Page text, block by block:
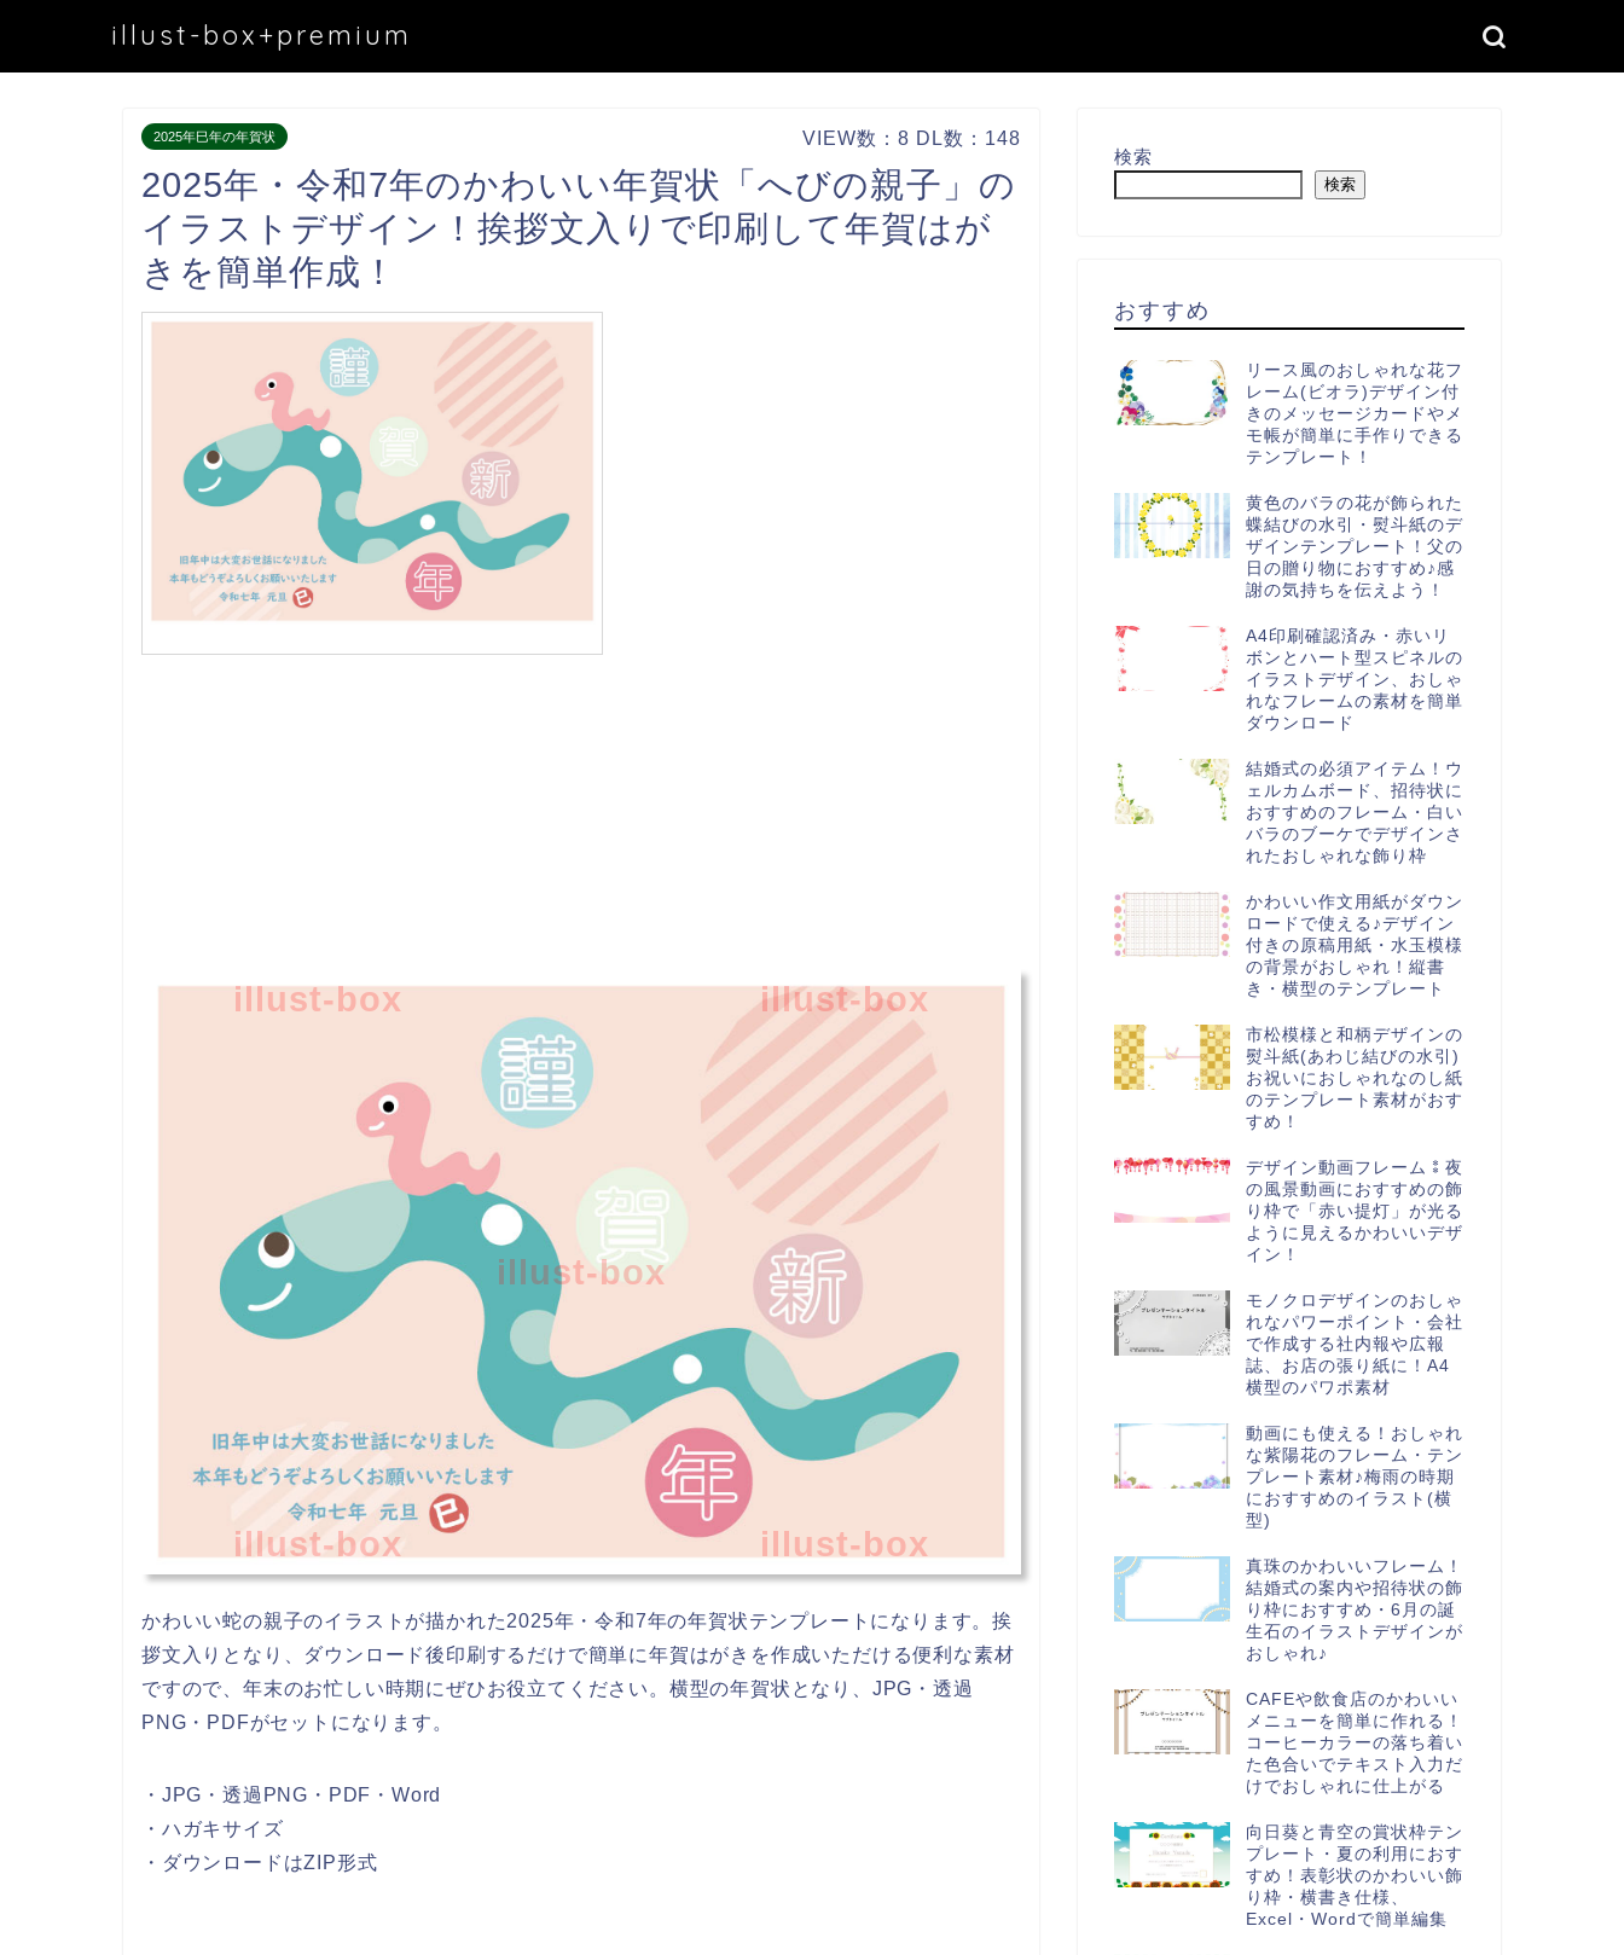
illust-box+premium
2025年巳年の年賀状 VIEW数：8 DL数：148
2025年・令和7年のかわいい年賀状「へびの親子」の
イラストデザイン！挨拶文入りで印刷して年賀はが
きを簡単作成！
illust-box
illust-box illust-box
illust-box illust-box
かわいい蛇の親子のイラストが描かれた2025年・令和7年の年賀状テンプレートになります。挨
拶文入りとなり、ダウンロード後印刷するだけで簡単に年賀はがきを作成いただける便利な素材
ですので、年末のお忙しい時期にぜひお役立てください。横型の年賀状となり、JPG・透過
PNG・PDFがセットになります。
・JPG・透過PNG・PDF・Word
・ハガキサイズ
・ダウンロードはZIP形式
検索
検索
おすすめ
リース風のおしゃれな花フ
レーム(ビオラ)デザイン付
きのメッセージカードやメ
モ帳が簡単に手作りできる
テンプレート！
黄色のバラの花が飾られた
蝶結びの水引・熨斗紙のデ
ザインテンプレート！父の
日の贈り物におすすめ♪感
謝の気持ちを伝えよう！
A4印刷確認済み・赤いリ
ボンとハート型スピネルの
イラストデザイン、おしゃ
れなフレームの素材を簡単
ダウンロード
結婚式の必須アイテム！ウ
ェルカムボード、招待状に
おすすめのフレーム・白い
バラのブーケでデザインさ
れたおしゃれな飾り枠
かわいい作文用紙がダウン
ロードで使える♪デザイン
付きの原稿用紙・水玉模様
の背景がおしゃれ！縦書
き・横型のテンプレート
市松模様と和柄デザインの
熨斗紙(あわじ結びの水引)
お祝いにおしゃれなのし紙
のテンプレート素材がおす
すめ！
デザイン動画フレーム⁑夜
の風景動画におすすめの飾
り枠で「赤い提灯」が光る
ように見えるかわいいデザ
イン！
モノクロデザインのおしゃ
れなパワーポイント・会社
で作成する社内報や広報
誌、お店の張り紙に！A4
横型のパワポ素材
動画にも使える！おしゃれ
な紫陽花のフレーム・テン
プレート素材♪梅雨の時期
におすすめのイラスト(横
型)
真珠のかわいいフレーム！
結婚式の案内や招待状の飾
り枠におすすめ・6月の誕
生石のイラストデザインが
おしゃれ♪
CAFEや飲食店のかわいい
メニューを簡単に作れる！
コーヒーカラーの落ち着い
た色合いでテキスト入力だ
けでおしゃれに仕上がる
向日葵と青空の賞状枠テン
プレート・夏の利用におす
すめ！表彰状のかわいい飾
り枠・横書き仕様、
Excel・Wordで簡単編集